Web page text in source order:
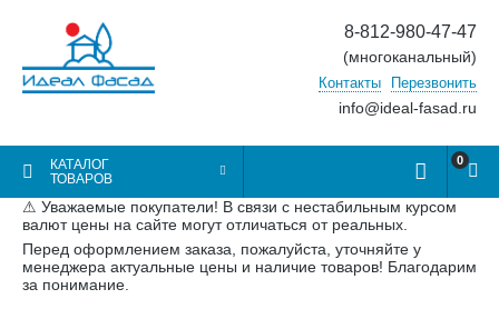
8-812-980-47-47
(многоканальный)
Контакты Перезвонить
info@ideal-fasad.ru
КАТАЛОГ
ТОВАРОВ
0
⚠ Уважаемые покупатели! В связи с нестабильным курсом
валют цены на сайте могут отличаться от реальных.
Перед оформлением заказа, пожалуйста, уточняйте у
менеджера актуальные цены и наличие товаров! Благодарим
за понимание.